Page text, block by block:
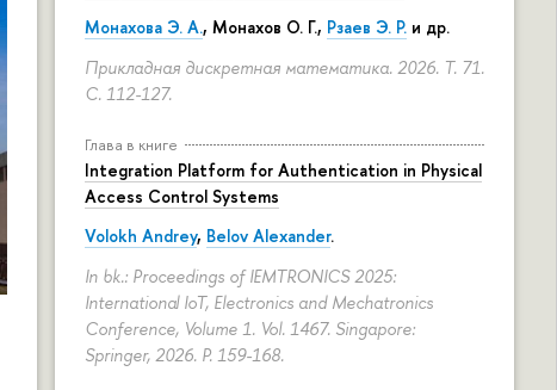
Монахова Э. А., Монахов О. Г., Рзаев Э. Р. и др.
Прикладная дискретная математика. 2026. Т. 71.
С. 112-127.
Глава в книге
Integration Platform for Authentication in Physical
Access Control Systems
Volokh Andrey, Belov Alexander.
In bk.: Proceedings of IEMTRONICS 2025:
International IoT, Electronics and Mechatronics
Conference, Volume 1. Vol. 1467. Singapore:
Springer, 2026. P. 159-168.